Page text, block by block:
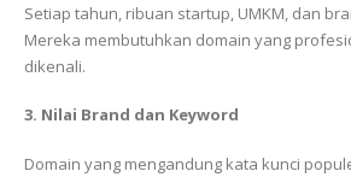
Setiap tahun, ribuan startup, UMKM, dan
Mereka membutuhkan domain yang
dikenali.
3. Nilai Brand dan Keyword
Domain yang mengandung kata kunci